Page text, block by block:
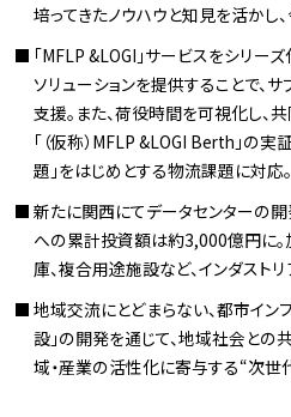
培ってきたノウハウと知見を活かし
「MFLP &LOGI」サービスをシリー
ソリューションを提供することで、
支援。また、荷役時間を可視化し、
「（仮称）MFLP &LOGI Berth」の
題」をはじめとする物流課題に対応。
新たに関西にてデータセンターの
への累計投資額は約3,000億円に。
庫、複合用途施設など、インダスト
地域交流にとどまらない、都市イン
設」の開発を通じて、地域社会との
域・産業の活性化に寄与する“次世